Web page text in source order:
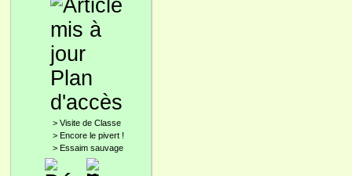
Plan
d'accès
> Visite de Classe
> Encore le pivert !
> Essaim sauvage